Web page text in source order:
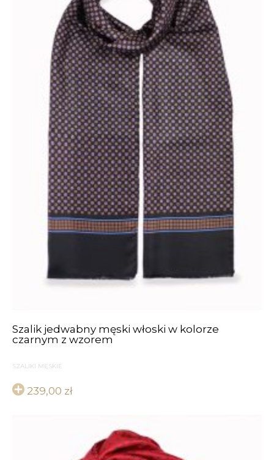
Szalik jedwabny męski włoski w kolorze
czarnym z wzorem
SZALIKI MĘSKIE
239,00 zł